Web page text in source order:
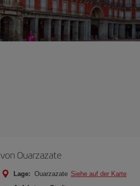
von Ouarzazate
Lage: Ouarzazate Siehe auf der Karte